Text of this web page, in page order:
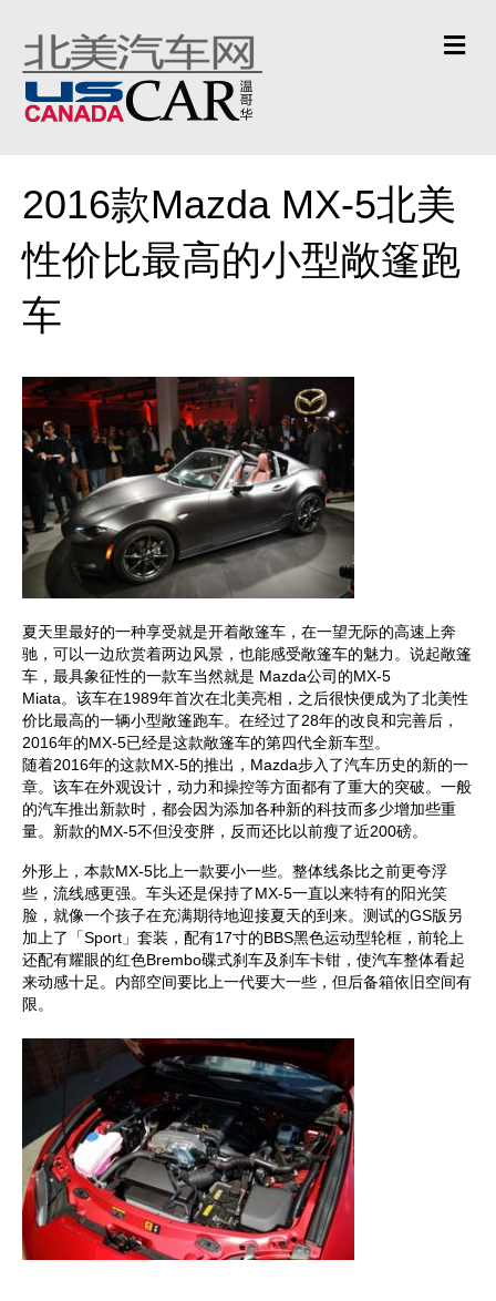
2016款Mazda MX-5北美
性价比最高的小型敞篷跑
车
夏天里最好的一种享受就是开着敞篷车，在一望无际的高速上奔
驰，可以一边欣赏着两边风景，也能感受敞篷车的魅力。说起敞篷
车，最具象征性的一款车当然就是 Mazda公司的MX-5
Miata。该车在1989年首次在北美亮相，之后很快便成为了北美性
价比最高的一辆小型敞篷跑车。在经过了28年的改良和完善后，
2016年的MX-5已经是这款敞篷车的第四代全新车型。
随着2016年的这款MX-5的推出，Mazda步入了汽车历史的新的一
章。该车在外观设计，动力和操控等方面都有了重大的突破。一般
的汽车推出新款时，都会因为添加各种新的科技而多少增加些重
量。新款的MX-5不但没变胖，反而还比以前瘦了近200磅。
外形上，本款MX-5比上一款要小一些。整体线条比之前更夸浮
些，流线感更强。车头还是保持了MX-5一直以来特有的阳光笑
脸，就像一个孩子在充满期待地迎接夏天的到来。测试的GS版另
加上了「Sport」套装，配有17寸的BBS黑色运动型轮框，前轮上
还配有耀眼的红色Brembo碟式刹车及刹车卡钳，使汽车整体看起
来动感十足。内部空间要比上一代要大一些，但后备箱依旧空间有
限。